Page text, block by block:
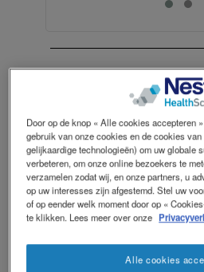
Junior
Peptamen®Junior
volledige voeding op
gehydrolyseerd wei-
Door op de knop « Alle cookies accepteren
gebruik van onze cookies en de cookies
gelijkaardige technologieën) om uw globale
verbeteren, om onze online bezoekers te
verzamelen zodat wij, en onze partners, u
op uw interesses zijn afgestemd. Stel uw
of op eender welk moment door op «
te klikken. Lees meer over onze
Alle cookies